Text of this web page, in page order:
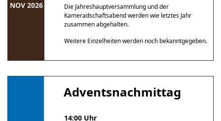
NOV 2026
Die Jahreshauptversammlung und der
Kameradschaftsabend werden wie letztes Jahr
zusammen abgehalten.
Weitere Einzelheiten werden noch bekanntgegeben.
Adventsnachmittag
14:00 Uhr